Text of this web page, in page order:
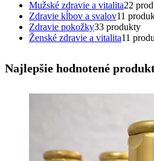
Mužské zdravie a vitalita22
Zdravie kĺbov a svalov11
Zdravie pokožky33 produkty
Ženské zdravie a vitalita11
Najlepšie hodnotené